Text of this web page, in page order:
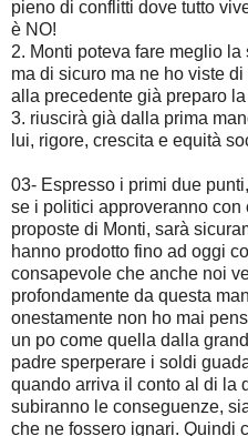
pieno di conflitti dove tutto
è NO!
2. Monti poteva fare meglio
ma di sicuro ma ne ho viste
alla precedente già preparo
3. riuscirà già dalla prima
lui, rigore, crescita e equità
03- Espresso i primi due
se i politici approveranno
proposte di Monti, sarà
hanno prodotto fino ad oggi
consapevole che anche noi
profondamente da questa
onestamente non ho mai
un po come quella dalla
padre sperperare i soldi
quando arriva il conto al di la
subiranno le conseguenze,
che ne fossero ignari. Quindi